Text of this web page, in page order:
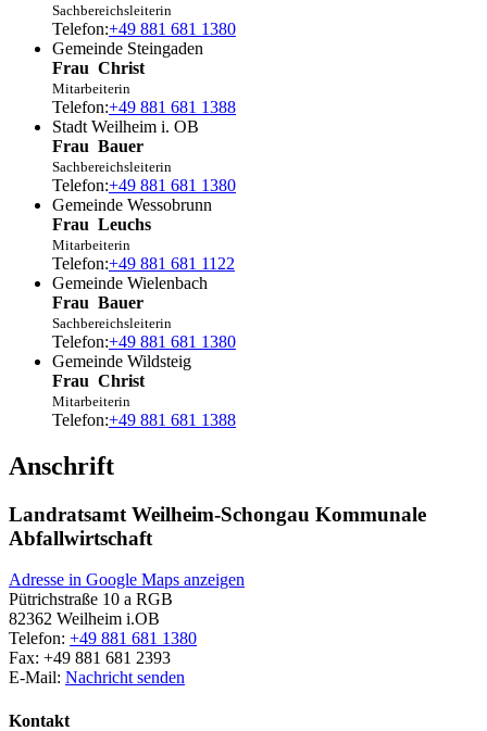
Sachbereichsleiterin
Telefon:+49 881 681 1380
Gemeinde Steingaden
Frau Christ
Mitarbeiterin
Telefon:+49 881 681 1388
Stadt Weilheim i. OB
Frau Bauer
Sachbereichsleiterin
Telefon:+49 881 681 1380
Gemeinde Wessobrunn
Frau Leuchs
Mitarbeiterin
Telefon:+49 881 681 1122
Gemeinde Wielenbach
Frau Bauer
Sachbereichsleiterin
Telefon:+49 881 681 1380
Gemeinde Wildsteig
Frau Christ
Mitarbeiterin
Telefon:+49 881 681 1388
Anschrift
Landratsamt Weilheim-Schongau Kommunale
Abfallwirtschaft
Adresse in Google Maps anzeigen
Pütrichstraße 10 a RGB
82362 Weilheim i.OB
Telefon: +49 881 681 1380
Fax: +49 881 681 2393
E-Mail: Nachricht senden
Kontakt